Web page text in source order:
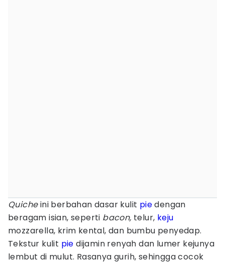
Quicheini berbahan dasar kulit piedengan
beragam isian, seperti bacon, telur, keju
mozzarella, krim kental, dan bumbu penyedap.
Tekstur kulit pie dijamin renyah dan lumer kejunya
lembut di mulut. Rasanya gurih, sehingga cocok